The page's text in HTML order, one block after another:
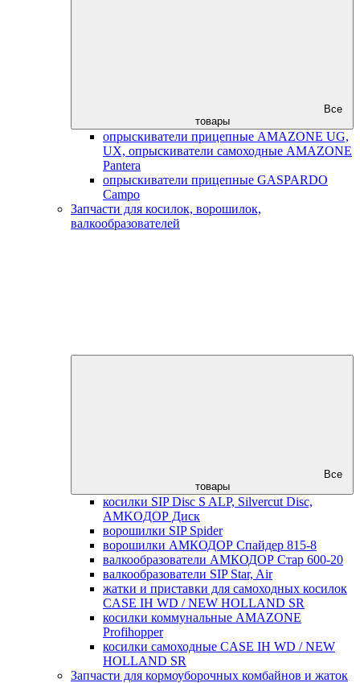
Все
товары
опрыскиватели прицепные AMAZONE UG,
UX, опрыскиватели самоходные AMAZONE
Pantera
опрыскиватели прицепные GASPARDO
Campo
Запчасти для косилок, ворошилок,
валкообразователей
Все
товары
косилки SIP Disc S ALP, Silvercut Disc,
AMKOДОР Диск
ворошилки SIP Spider
ворошилки АМКОДОР Спайдер 815-8
валкообразователи АМКОДОР Стар 600-20
валкообразователи SIP Star, Air
жатки и приставки для самоходных косилок
CASE IH WD / NEW HOLLAND SR
косилки коммунальные AMAZONE
Profihopper
косилки самоходные CASE IH WD / NEW
HOLLAND SR
Запчасти для кормоуборочных комбайнов и жаток